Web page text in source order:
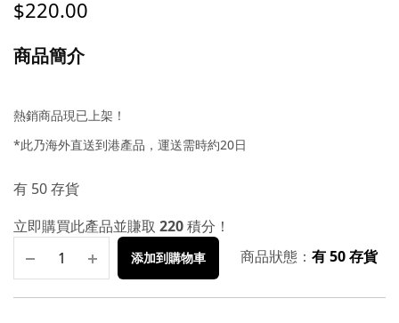
$220.00
商品簡介
熱銷商品現已上架！
*此乃海外直送到港產品，運送需時約20日
有 50 存貨
立即購買此產品並賺取 220積分！
添加到購物車 商品狀態： 有 50 存貨